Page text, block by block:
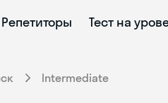
Репетиторы Тест на
Intermediate